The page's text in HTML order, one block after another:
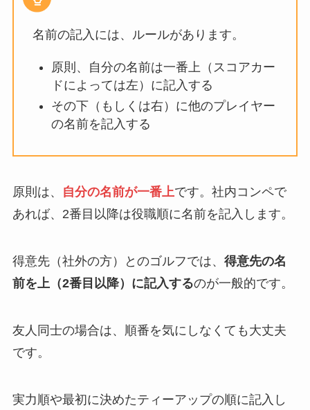
名前の記入には、ルールがあります。
原則、自分の名前は一番上（スコアカー
ドによっては左）に記入する
その下（もしくは右）に他のプレイヤー
の名前を記入する
原則は、 自分の名前が一番上です。社内コンペで
あれば、2番目以降は役職順に名前を記入します。
得意先（社外の方）とのゴルフでは、 得意先の名
前を上（2番目以降）に記入するのが一般的です。
友人同士の場合は、順番を気にしなくても大丈夫
です。
実力順や最初に決めたティーアップの順に記入し